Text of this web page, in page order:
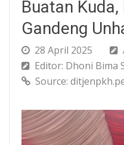
Buatan
Gandeng
28 April 2025
Editor: Dhoni Bima
Source: